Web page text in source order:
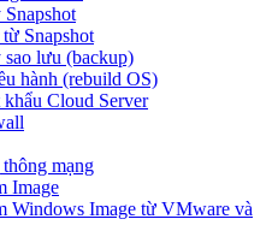
Snapshot
lưu (backup)
hành (rebuild OS)
Cloud Server
mạng
Image
Windows Image từ VMware và